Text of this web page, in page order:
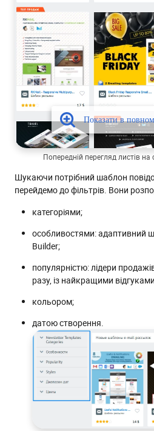
Попередній перегляд листів
Шукаючи потрібний шаблон
перейдемо до фільтрів. Вони
категоріями;
особливостями: адаптивний
Builder;
популярністю: лідери
разу, із найкращими
кольором;
датою створення.